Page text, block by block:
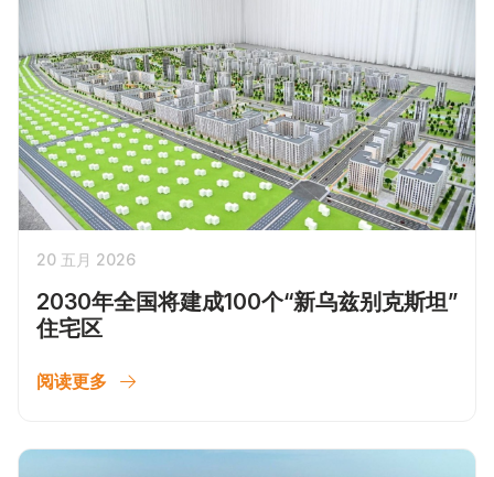
20 五月 2026
2030年全国将建成100个“新乌兹别克斯坦”
住宅区
阅读更多